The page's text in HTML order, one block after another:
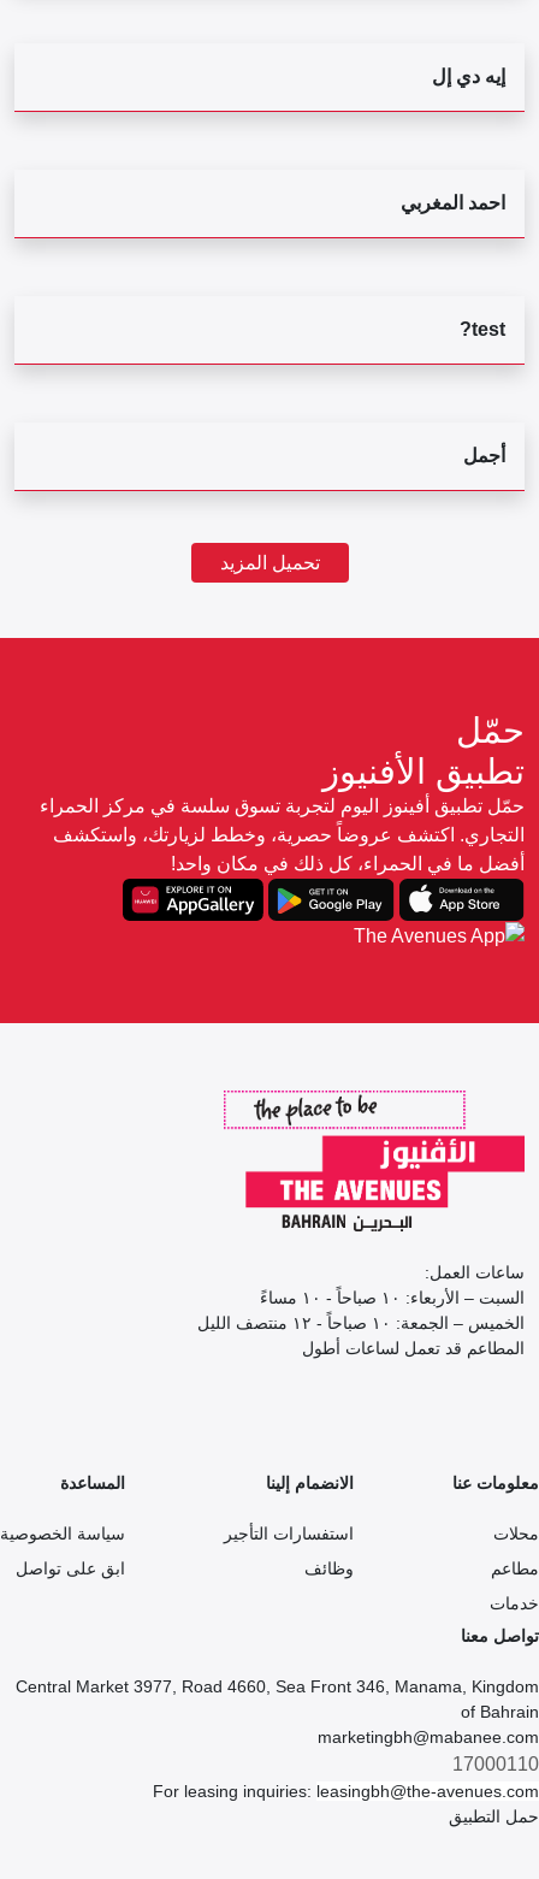
إيه دي إل
احمد المغربي
test?
أجمل
تحميل المزيد
حمّل
تطبيق الأفنيوز
حمّل تطبيق أفينوز اليوم لتجربة تسوق سلسة في مركز الحمراء
التجاري. اكتشف عروضاً حصرية، وخطط لزيارتك، واستكشف
أفضل ما في الحمراء، كل ذلك في مكان واحد!
ساعات العمل:
السبت – الأربعاء: ١٠ صباحاً - ١٠ مساءً
الخميس – الجمعة: ١٠ صباحاً - ١٢ منتصف الليل
المطاعم قد تعمل لساعات أطول
معلومات عنا
محلات
مطاعم
خدمات
الانضمام إلينا
استفسارات التأجير
وظائف
المساعدة
سياسة الخصوصية
ابق على تواصل
تواصل معنا
Central Market 3977, Road 4660, Sea Front 346, Manama, Kingdom
of Bahrain
marketingbh@mabanee.com
17000110
For leasing inquiries: leasingbh@the-avenues.com
حمل التطبيق